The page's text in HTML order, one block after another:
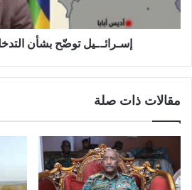
إسـرائـ.ـيل توضّح بشأن
مقالات ذات صلة